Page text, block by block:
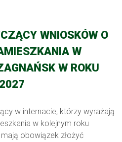
WNIOSKÓW O
W
W ROKU
w internacie, którzy wyrażają
w kolejnym roku
obowiązek złożyć